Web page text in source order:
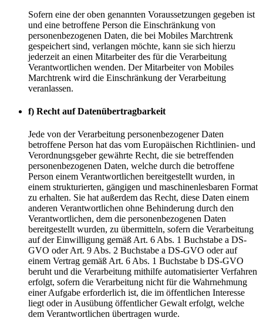
Sofern eine der oben genannten Voraussetzungen gegeben ist
und eine betroffene Person die Einschränkung von
personenbezogenen Daten, die bei Mobiles Marchtrenk
gespeichert sind, verlangen möchte, kann sie sich hierzu
jederzeit an einen Mitarbeiter des für die Verarbeitung
Verantwortlichen wenden. Der Mitarbeiter von Mobiles
Marchtrenk wird die Einschränkung der Verarbeitung
veranlassen.
f) Recht auf Datenübertragbarkeit
Jede von der Verarbeitung personenbezogener Daten
betroffene Person hat das vom Europäischen Richtlinien- und
Verordnungsgeber gewährte Recht, die sie betreffenden
personenbezogenen Daten, welche durch die betroffene
Person einem Verantwortlichen bereitgestellt wurden, in
einem strukturierten, gängigen und maschinenlesbaren Format
zu erhalten. Sie hat außerdem das Recht, diese Daten einem
anderen Verantwortlichen ohne Behinderung durch den
Verantwortlichen, dem die personenbezogenen Daten
bereitgestellt wurden, zu übermitteln, sofern die Verarbeitung
auf der Einwilligung gemäß Art. 6 Abs. 1 Buchstabe a DS-
GVO oder Art. 9 Abs. 2 Buchstabe a DS-GVO oder auf
einem Vertrag gemäß Art. 6 Abs. 1 Buchstabe b DS-GVO
beruht und die Verarbeitung mithilfe automatisierter Verfahren
erfolgt, sofern die Verarbeitung nicht für die Wahrnehmung
einer Aufgabe erforderlich ist, die im öffentlichen Interesse
liegt oder in Ausübung öffentlicher Gewalt erfolgt, welche
dem Verantwortlichen übertragen wurde.